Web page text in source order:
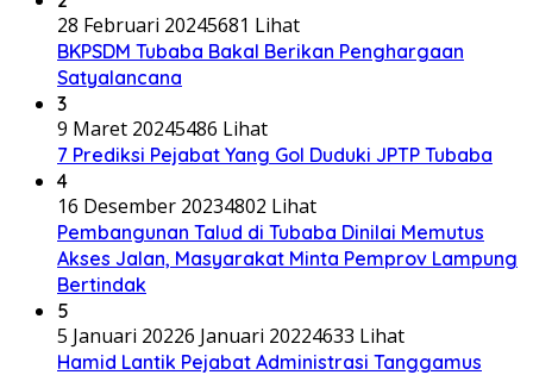
28 Februari 20245681 Lihat
BKPSDM Tubaba Bakal Berikan Penghargaan
Satyalancana
3
9 Maret 20245486 Lihat
7 Prediksi Pejabat Yang Gol Duduki JPTP Tubaba
4
16 Desember 20234802 Lihat
Pembangunan Talud di Tubaba Dinilai Memutus
Akses Jalan, Masyarakat Minta Pemprov Lampung
Bertindak
5
5 Januari 20226 Januari 20224633 Lihat
Hamid Lantik Pejabat Administrasi Tanggamus